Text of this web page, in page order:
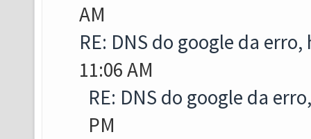
AM
RE: DNS do google da erro,
11:06 AM
RE: DNS do google da
PM